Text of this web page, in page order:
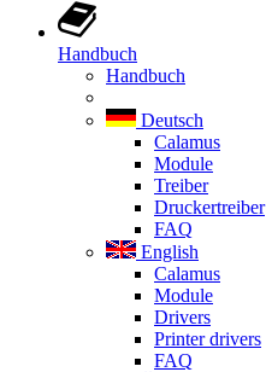
Handbuch
Handbuch
Deutsch
Calamus
Module
Treiber
Druckertreiber
FAQ
English
Calamus
Module
Drivers
Printer drivers
FAQ